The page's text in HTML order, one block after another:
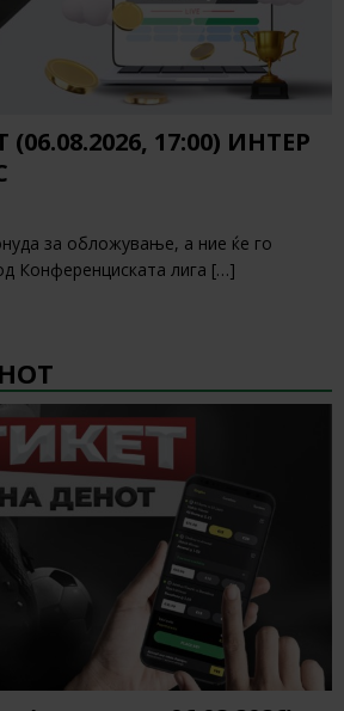
17:00) ИНТЕР
за обложување, а ние ќе го
Конференциската лига […]